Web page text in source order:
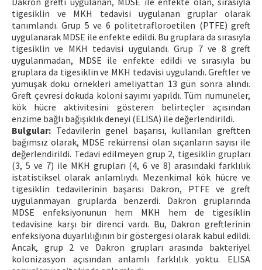
tigesiklin ve MKH tedavisi uygulanan gruplar olarak
tanımlandı. Grup 5 ve 6 politetrafloroetilen (PTFE) greft
uygulanarak MDSE ile enfekte edildi. Bu gruplara da sırasıyla
tigesiklin ve MKH tedavisi uygulandı. Grup 7 ve 8 greft
uygulanmadan, MDSE ile enfekte edildi ve sırasıyla bu
gruplara da tigesiklin ve MKH tedavisi uygulandı. Greftler ve
yumuşak doku örnekleri ameliyattan 13 gün sonra alındı.
Greft çevresi dokuda koloni sayımı yapıldı. Tüm numuneler,
kök hücre aktivitesini gösteren belirteçler açısından
enzime bağlı bağışıklık deneyi (ELISA) ile değerlendirildi.
Bulgular: Tedavilerin genel başarısı, kullanılan greftten
bağımsız olarak, MDSE rekürrensi olan sıçanların sayısı ile
değerlendirildi. Tedavi edilmeyen grup 2, tigesiklin grupları
(3, 5 ve 7) ile MKH grupları (4, 6 ve 8) arasındaki farklılık
istatistiksel olarak anlamlıydı. Mezenkimal kök hücre ve
tigesiklin tedavilerinin başarısı Dakron, PTFE ve greft
uygulanmayan gruplarda benzerdi. Dakron gruplarında
MDSE enfeksiyonunun hem MKH hem de tigesiklin
tedavisine karşı bir direnci vardı. Bu, Dakron greftlerinin
enfeksiyona duyarlılığının bir göstergesi olarak kabul edildi.
Ancak, grup 2 ve Dakron grupları arasında bakteriyel
kolonizasyon açısından anlamlı farklılık yoktu. ELISA